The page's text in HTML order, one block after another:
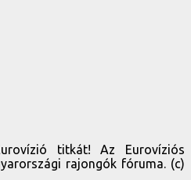
titkát! Az Eurovíziós
rajongók fóruma. (c)